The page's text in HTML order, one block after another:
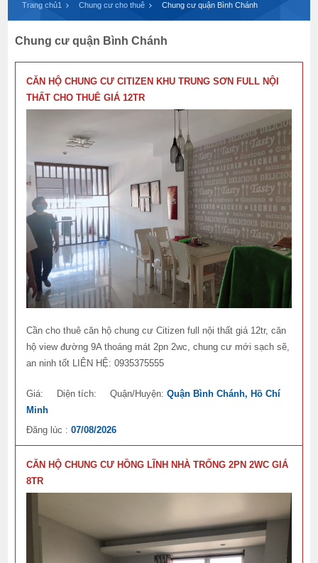
Trang chủ1 Chung cư cho thuê Chung cư quận Bình Chánh
Chung cư quận Bình Chánh
CĂN HỘ CHUNG CƯ CITIZEN KHU TRUNG SƠN FULL NỘI
THẤT CHO THUÊ GIÁ 12TR
Cần cho thuê căn hộ chung cư Citizen full nội thất giá 12tr, căn
hộ view đường 9A thoáng mát 2pn 2wc, chung cư mới sạch sẽ,
an ninh tốt LIÊN HỆ: 0935375555
Giá: Diện tích: Quận/Huyện:Quận Bình Chánh, Hồ Chí
Minh
Đăng lúc :07/08/2026
CĂN HỘ CHUNG CƯ HỒNG LĨNH NHÀ TRỐNG 2PN 2WC GIÁ
8TR